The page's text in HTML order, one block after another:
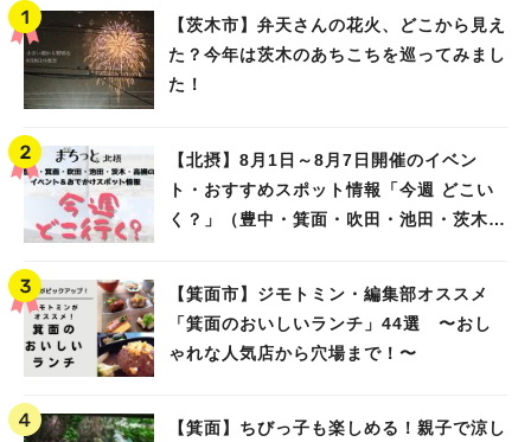
【茨木市】弁天さんの花火、どこから見え
た？今年は茨木のあちこちを巡ってみまし
た！
【北摂】8月1日～8月7日開催のイベン
ト・おすすめスポット情報「今週 どこい
く？」（豊中・箕面・吹田・池田・茨木・
【箕面市】ジモトミン・編集部オススメ
「箕面のおいしいランチ」44選 〜おし
ゃれな人気店から穴場まで！〜
【箕面】ちびっ子も楽しめる！親子で涼し